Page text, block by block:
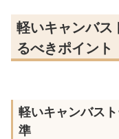
軽いキャンバス
るべきポイント
軽いキャンバス
準